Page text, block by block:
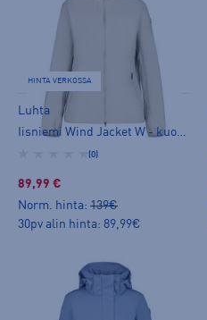
HINTA VERKOSSA
Luhta
Iisniemi Wind Jacket W - kuoritakki
(0)
89,99 €
Norm. hinta: 139€
30pv alin hinta: 89,99€